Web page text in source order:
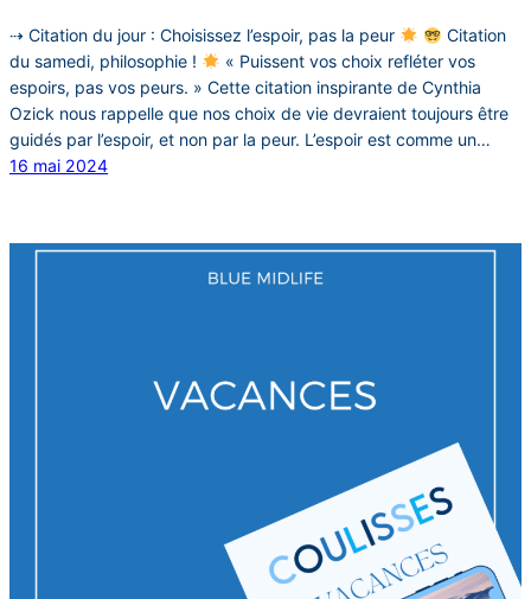
⇢ Citation du jour : Choisissez l’espoir, pas la peur
Citation
du samedi, philosophie !
« Puissent vos choix refléter vos
espoirs, pas vos peurs. » Cette citation inspirante de Cynthia
Ozick nous rappelle que nos choix de vie devraient toujours être
guidés par l’espoir, et non par la peur. L’espoir est comme un…
16 mai 2024